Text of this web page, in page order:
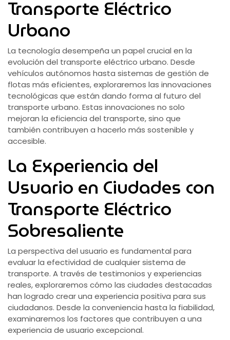
Transporte Eléctrico
Urbano
La tecnología desempeña un papel crucial en la
evolución del transporte eléctrico urbano. Desde
vehículos autónomos hasta sistemas de gestión de
flotas más eficientes, exploraremos las innovaciones
tecnológicas que están dando forma al futuro del
transporte urbano. Estas innovaciones no solo
mejoran la eficiencia del transporte, sino que
también contribuyen a hacerlo más sostenible y
accesible.
La Experiencia del
Usuario en Ciudades con
Transporte Eléctrico
Sobresaliente
La perspectiva del usuario es fundamental para
evaluar la efectividad de cualquier sistema de
transporte. A través de testimonios y experiencias
reales, exploraremos cómo las ciudades destacadas
han logrado crear una experiencia positiva para sus
ciudadanos. Desde la conveniencia hasta la fiabilidad,
examinaremos los factores que contribuyen a una
experiencia de usuario excepcional.